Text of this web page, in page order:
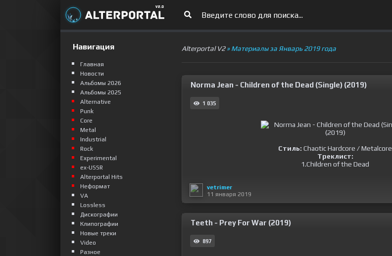
Alterportal V2» Материалы за Январь 2019 года
Norma Jean - Children of the Dead (Single) (2019)
1 035
Стиль: Chaotic Hardcore / Metalcore
Треклист:
1.Children of the Dead
vetrimer
11 января 2019
Teeth - Prey For War (2019)
897
Навигация
Главная
Новости
Альбомы 2026
Альбомы 2025
Alternative
Punk
Сore
Metal
Industrial
Rock
Experimental
ex-USSR
Alterportal Hits
Неформат
VA
Lossless
Дискографии
Клипографии
Новые треки
Video
Разное